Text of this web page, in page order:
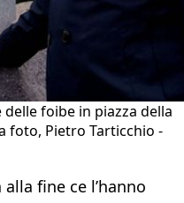
foibe in piazza della
foto, Pietro Tarticchio -
fine ce l’hanno